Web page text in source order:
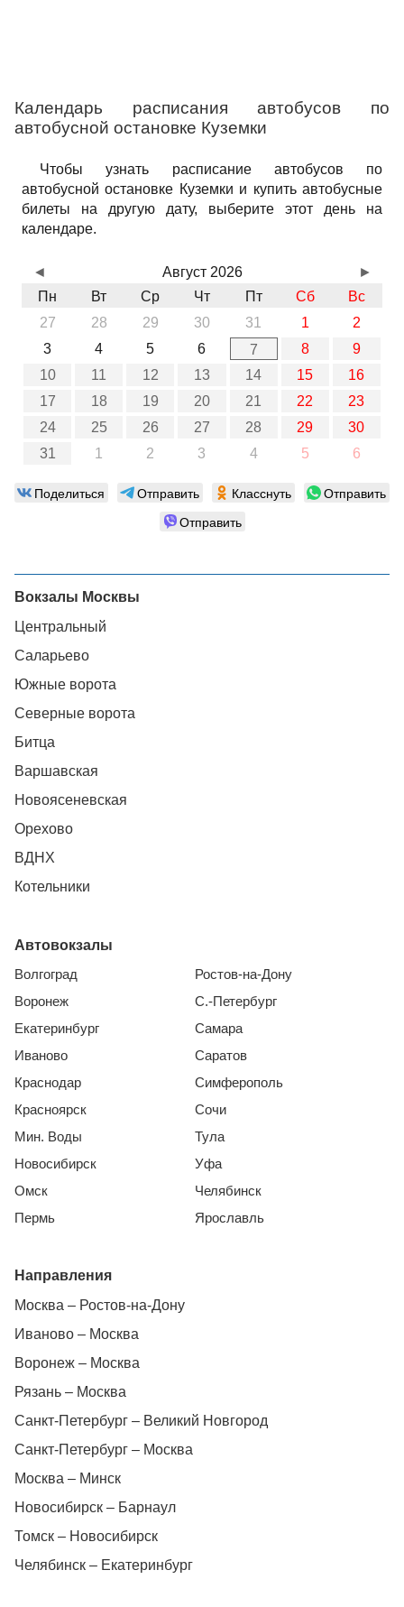
Календарь расписания автобусов по
автобусной остановке Куземки
Чтобы узнать расписание автобусов по
автобусной остановке Куземки и купить автобусные
билеты на другую дату, выберите этот день на
календаре.
Август 2026
Пн
Вт Ср Чт Пт Сб
Вс
27
28 29 30 31 1
2
3
4 5 6 7 8
9
10
11 12 13 14 15
16
17
18 19 20 21 22
23
24
25 26 27 28 29
30
31
1 2 3 4 5 6
◄ ►
Поделиться Отправить Класснуть
Отправить
Отправить
Вокзалы Москвы
Центральный
Саларьево
Южные ворота
Северные ворота
Битца
Варшавская
Новоясеневская
Орехово
ВДНХ
Котельники
Автовокзалы
Волгоград
Воронеж
Екатеринбург
Иваново
Краснодар
Красноярск
Мин. Воды
Новосибирск
Омск
Пермь
Ростов-на-Дону
С.-Петербург
Самара
Саратов
Симферополь
Сочи
Тула
Уфа
Челябинск
Ярославль
Направления
Москва – Ростов-на-Дону
Иваново – Москва
Воронеж – Москва
Рязань – Москва
Санкт-Петербург – Великий Новгород
Санкт-Петербург – Москва
Москва – Минск
Новосибирск – Барнаул
Томск – Новосибирск
Челябинск – Екатеринбург